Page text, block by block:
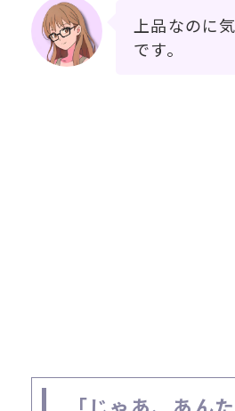
上品なのに
です。